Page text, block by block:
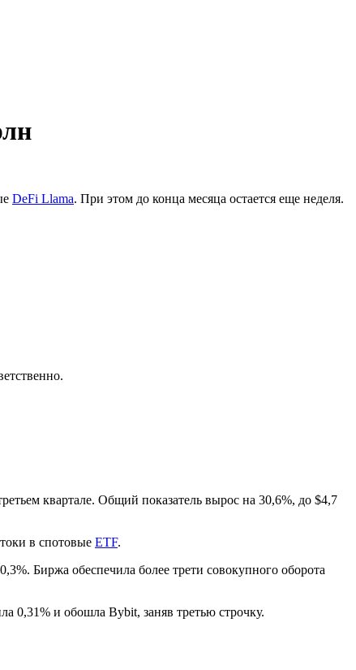
DeFi Llama. При этом до конца месяца остается еще неделя.
квартале. Общий показатель вырос на 30,6%, до $4,7
в спотовые ETF.
Биржа обеспечила более трети совокупного оборота
0,31% и обошла Bybit, заняв третью строчку.